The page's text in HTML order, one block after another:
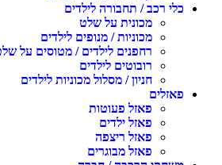
רכב / תחבורה לילדים
מכונית על שלט
מכוניות / מנופים לילדים
רחפנים לילדים / מטוסים על שלט לילדים
רובוטים לילדים
חניון / מסלול מכוניות לילדים
פאזל פעוטות
פאזל ילדים
פאזל ריצפה
פאזל מבוגרים